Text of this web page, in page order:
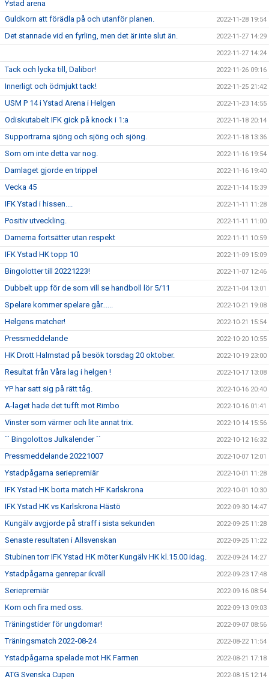
Ystad arena
Guldkorn att förädla på och utanför planen. 2022-11-28 19:54
Det stannade vid en fyrling, men det är inte slut än. 2022-11-27 14:29
2022-11-27 14:24
Tack och lycka till, Dalibor! 2022-11-26 09:16
Innerligt och ödmjukt tack! 2022-11-25 21:42
USM P 14 i Ystad Arena i Helgen 2022-11-23 14:55
Odiskutabelt IFK gick på knock i 1:a 2022-11-18 20:14
Supportrarna sjöng och sjöng och sjöng. 2022-11-18 13:36
Som om inte detta var nog. 2022-11-16 19:54
Damlaget gjorde en trippel 2022-11-16 19:40
Vecka 45 2022-11-14 15:39
IFK Ystad i hissen.... 2022-11-11 11:28
Positiv utveckling. 2022-11-11 11:00
Damerna fortsätter utan respekt 2022-11-11 10:59
IFK Ystad HK topp 10 2022-11-09 15:09
Bingolotter till 20221223! 2022-11-07 12:46
Dubbelt upp för de som vill se handboll lör 5/11 2022-11-04 13:01
Spelare kommer spelare går...... 2022-10-21 19:08
Helgens matcher! 2022-10-21 15:54
Pressmeddelande 2022-10-20 10:55
HK Drott Halmstad på besök torsdag 20 oktober. 2022-10-19 23:00
Resultat från Våra lag i helgen ! 2022-10-17 13:08
YP har satt sig på rätt tåg. 2022-10-16 20:40
A-laget hade det tufft mot Rimbo 2022-10-16 01:41
Vinster som värmer och lite annat trix. 2022-10-14 15:56
`` Bingolottos Julkalender `` 2022-10-12 16:32
Pressmeddelande 20221007 2022-10-07 12:01
Ystadpågarna seriepremiär 2022-10-01 11:28
IFK Ystad HK borta match HF Karlskrona 2022-10-01 10:30
IFK Ystad HK vs Karlskrona Hästö 2022-09-30 14:47
Kungälv avgjorde på straff i sista sekunden 2022-09-25 11:28
Senaste resultaten i Allsvenskan 2022-09-25 11:22
Stubinen torr IFK Ystad HK möter Kungälv HK kl.15.00 idag. 2022-09-24 14:27
Ystadpågarna genrepar ikväll 2022-09-23 17:48
Seriepremiär 2022-09-16 08:54
Kom och fira med oss. 2022-09-13 09:03
Träningstider för ungdomar! 2022-09-07 08:56
Träningsmatch 2022-08-24 2022-08-22 11:54
Ystadpågarna spelade mot HK Farmen 2022-08-21 17:18
ATG Svenska Cupen 2022-08-15 12:14